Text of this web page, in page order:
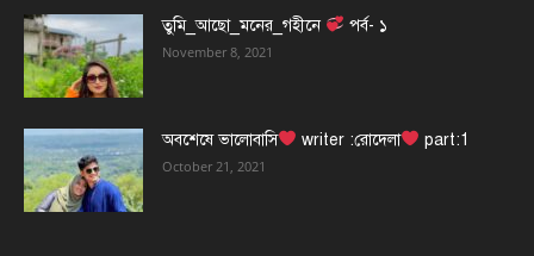
তুমি_আছো_মনের_গহীনে পর্ব- ১
November 8, 2021
অবশেষে ভালোবাসি writer :রোদেলা part:1
October 21, 2021